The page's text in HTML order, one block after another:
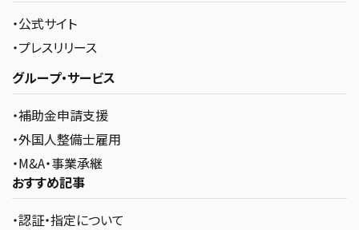
・公式サイト
・プレスリリース
グループ・サービス
・補助金申請支援
・外国人整備士雇用
・M&A・事業承継
おすすめ記事
・認証・指定について